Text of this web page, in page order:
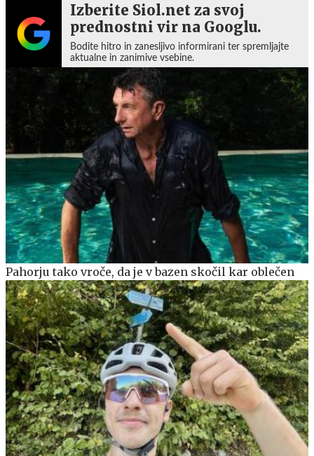
Izberite Siol.net za svoj
prednostni vir na Googlu.
Bodite hitro in zanesljivo informirani ter spremljajte
aktualne in zanimive vsebine.
Pahorju tako vroče, da je v bazen skočil kar oblečen